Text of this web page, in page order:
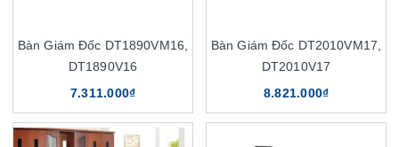
Bàn Giám Đốc DT1890VM16,
DT1890V16
7.311.000₫
Bàn Giám Đốc DT2010VM17,
DT2010V17
8.821.000₫